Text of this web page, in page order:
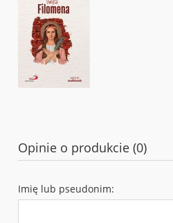
Opinie o produkcie (0)
Imię lub pseudonim: